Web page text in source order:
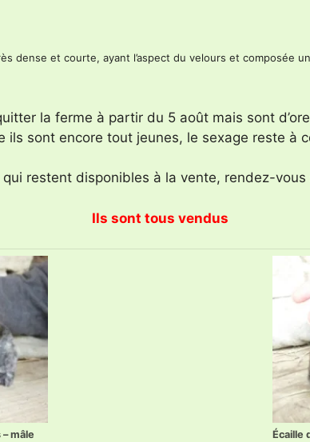
dense et courte, ayant l’aspect du velours et composée
la ferme à partir du 5 août mais sont
sont encore tout jeunes, le sexage reste à
restent disponibles à la vente, rendez-vous
Ils sont tous vendus
mâle Écaille